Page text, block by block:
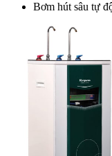
Bơm hút sâu tự